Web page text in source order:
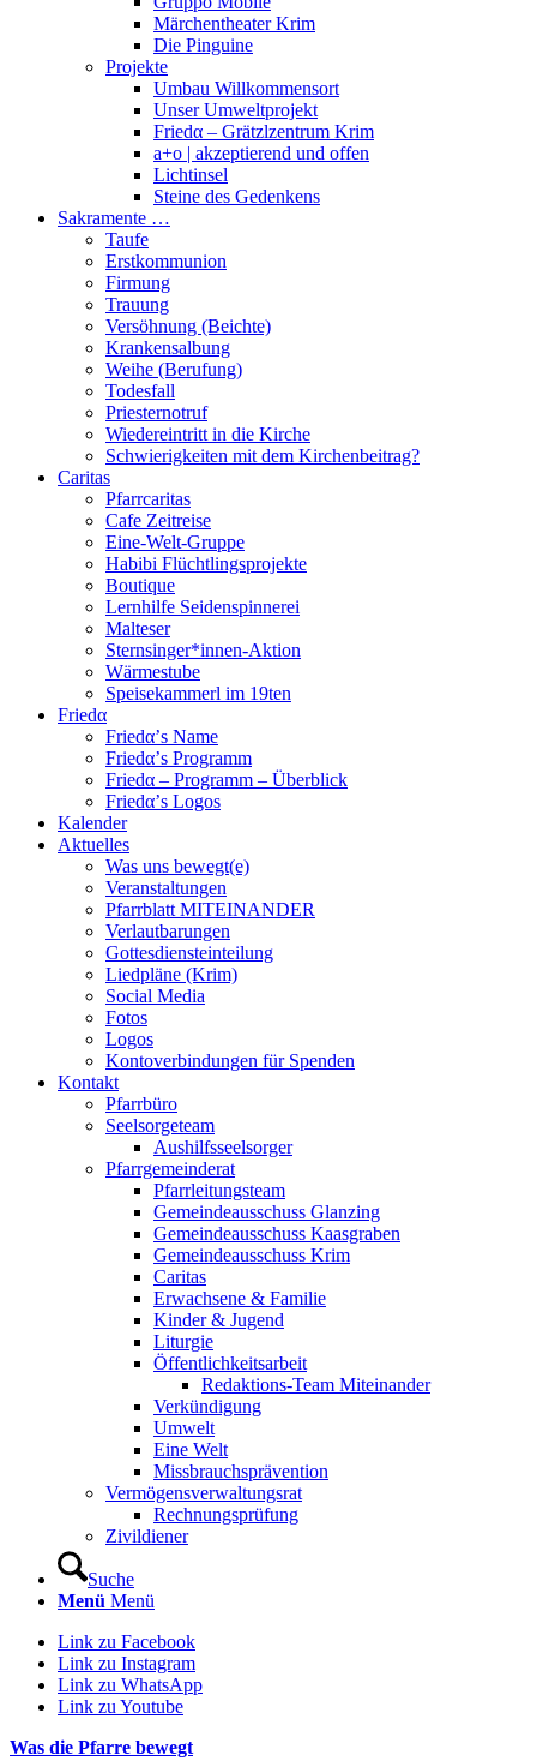
Märchentheater Krim
Die Pinguine
Projekte
Umbau Willkommensort
Unser Umweltprojekt
Friedα – Grätzlzentrum Krim
a+o | akzeptierend und offen
Lichtinsel
Steine des Gedenkens
Sakramente …
Taufe
Erstkommunion
Firmung
Trauung
Versöhnung (Beichte)
Krankensalbung
Weihe (Berufung)
Todesfall
Priesternotruf
Wiedereintritt in die Kirche
Schwierigkeiten mit dem Kirchenbeitrag?
Caritas
Pfarrcaritas
Cafe Zeitreise
Eine-Welt-Gruppe
Habibi Flüchtlingsprojekte
Boutique
Lernhilfe Seidenspinnerei
Malteser
Sternsinger*innen-Aktion
Wärmestube
Speisekammerl im 19ten
Friedα
Friedα’s Name
Friedα’s Programm
Friedα – Programm – Überblick
Friedα’s Logos
Kalender
Aktuelles
Was uns bewegt(e)
Veranstaltungen
Pfarrblatt MITEINANDER
Verlautbarungen
Gottesdiensteinteilung
Liedpläne (Krim)
Social Media
Fotos
Logos
Kontoverbindungen für Spenden
Kontakt
Pfarrbüro
Seelsorgeteam
Aushilfsseelsorger
Pfarrgemeinderat
Pfarrleitungsteam
Gemeindeausschuss Glanzing
Gemeindeausschuss Kaasgraben
Gemeindeausschuss Krim
Caritas
Erwachsene & Familie
Kinder & Jugend
Liturgie
Öffentlichkeitsarbeit
Redaktions-Team Miteinander
Verkündigung
Umwelt
Eine Welt
Missbrauchsprävention
Vermögensverwaltungsrat
Rechnungsprüfung
Zivildiener
Suche
Menü Menü
Link zu Facebook
Link zu Instagram
Link zu WhatsApp
Link zu Youtube
Was die Pfarre bewegt